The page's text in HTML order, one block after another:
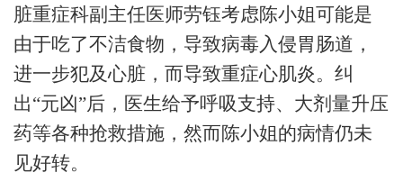
脏重症科副主任医师劳钰考虑陈小姐可能是
由于吃了不洁食物，导致病毒入侵胃肠道，
进一步犯及心脏，而导致重症心肌炎。纠
出“元凶”后，医生给予呼吸支持、大剂量升压
药等各种抢救措施，然而陈小姐的病情仍未
见好转。